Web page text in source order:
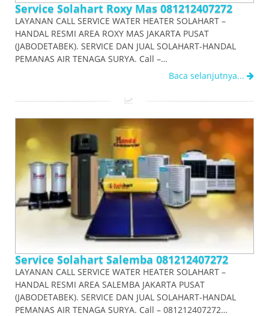
Service Solahart Roxy Mas 081212407272
LAYANAN CALL SERVICE WATER HEATER SOLAHART –
HANDAL RESMI AREA ROXY MAS JAKARTA PUSAT
(JABODETABEK). SERVICE DAN JUAL SOLAHART-HANDAL
PEMANAS AIR TENAGA SURYA. Call –…
Baca selanjutnya...
Service Solahart Salemba 081212407272
LAYANAN CALL SERVICE WATER HEATER SOLAHART –
HANDAL RESMI AREA SALEMBA JAKARTA PUSAT
(JABODETABEK). SERVICE DAN JUAL SOLAHART-HANDAL
PEMANAS AIR TENAGA SURYA. Call – 081212407272…